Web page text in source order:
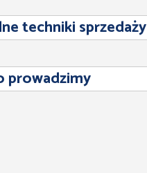
techniki sprzedaży
prowadzimy